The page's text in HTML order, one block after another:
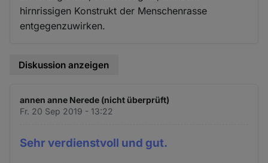
hirnrissigen Konstrukt der Menschenrasse
entgegenzuwirken.
Diskussion anzeigen
annen anne Nerede (nicht überprüft)
Fr. 20 Sep 2019 - 13:22
Sehr verdienstvoll und gut.